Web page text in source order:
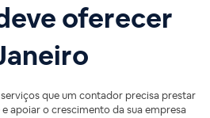
oferecer
que um contador precisa prestar
apoiar o crescimento da sua empresa